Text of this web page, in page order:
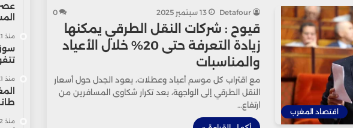
اقتصاد المغرب
Detafour 13 سبتمبر 2025 0
قيوح : شركات النقل الطرقي يمكنها
زيادة التعرفة حتى 20% خلال الأعياد
والمناسبات
مع اقتراب كل موسم أعياد وعطلات، يعود الجدل حول أسعار
النقل الطرقي إلى الواجهة، بعد تكرار شكاوى المسافرين من
ارتفاع…
منذ 21 ساعة
منذ 21 ساعة
منذ 22 ساعة